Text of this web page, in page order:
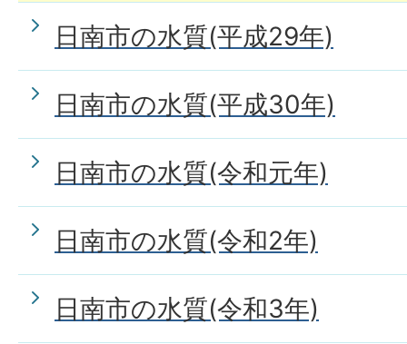
日南市の水質(平成29年)
日南市の水質(平成30年)
日南市の水質(令和元年)
日南市の水質(令和2年)
日南市の水質(令和3年)